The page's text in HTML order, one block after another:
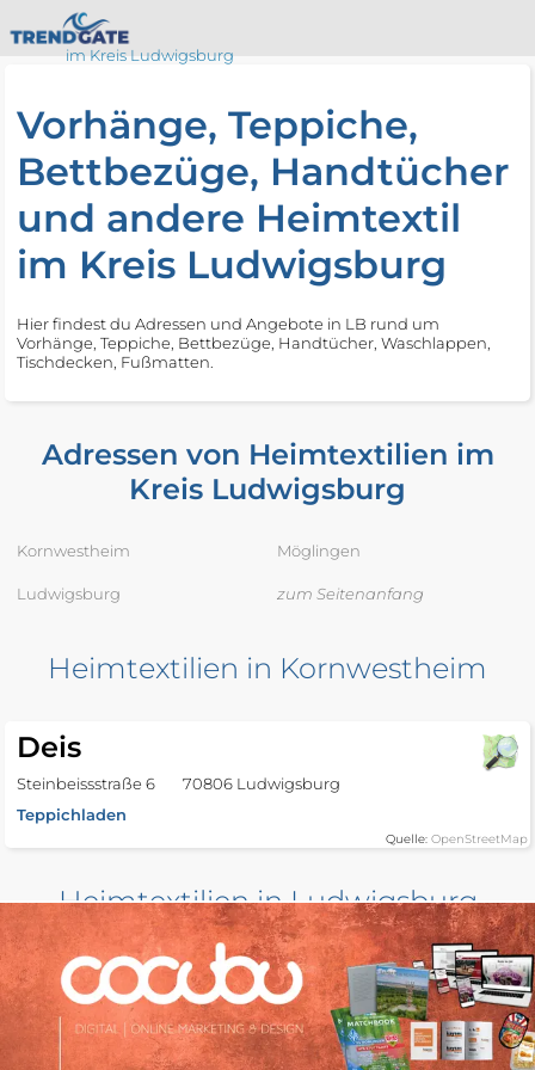
im Kreis Ludwigsburg
Vorhänge, Teppiche,
Bettbezüge, Handtücher
und andere Heimtextil
im Kreis Ludwigsburg
Hier findest du Adressen und Angebote in LB rund um
Vorhänge, Teppiche, Bettbezüge, Handtücher, Waschlappen,
Tischdecken, Fußmatten.
Adressen von Heimtextilien im
Kreis Ludwigsburg
Kornwestheim
Ludwigsburg
Möglingen
zum Seitenanfang
Heimtextilien in Kornwestheim
Deis
Steinbeissstraße 6
70806 Ludwigsburg
Teppichladen
Quelle: OpenStreetMap
Heimtextilien in Ludwigsburg
Frick
Gänsfußallee 8 71636 Ludwigsburg
Quelle:OpenStreetMap